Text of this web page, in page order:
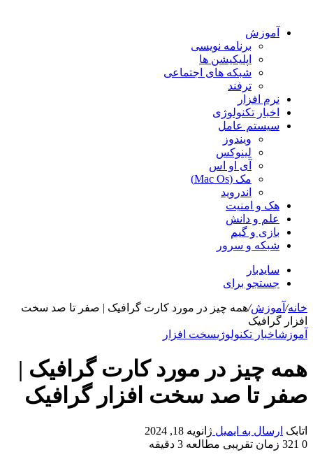
آموزش
برنامه نویسی
اپلیکیشن ها
شبکه های اجتماعی
ترفند
نرم افزار
اخبار تکنولوژی
سیستم عامل
ویندوز
لینوکس
آی او اس
مک (Mac Os)
اندروید
هک و امنیت
علم و دانش
بازی و گیم
شبکه و سرور
سایدبار
جستجو برای
خانه/ آموزش/همه چیز در مورد کارت گرافیک | صفر تا صد سخت
افزار گرافیک
آموزشاخبار تکنولوژیسخت افزار
همه چیز در مورد کارت گرافیک |
صفر تا صد سخت افزار گرافیک
اتابک ارسال به ایمیل ژانویه 18, 2024
0
زمان تقریبی مطالعه 3 دقیقه